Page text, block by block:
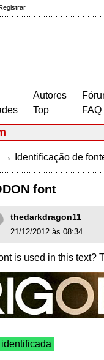
Autores
Top
FAQ
→ Identificação de
font
thedarkdragon11
21/12/2012 às 08:34
is used in this text?
identificada